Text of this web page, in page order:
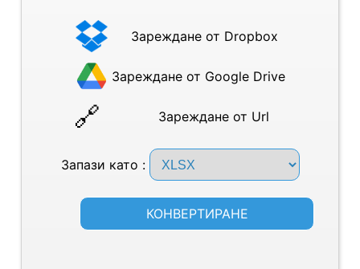
Зареждане от Dropbox
Зареждане от Google Drive
Зареждане от Url
Запази като :
КОНВЕРТИРАНЕ